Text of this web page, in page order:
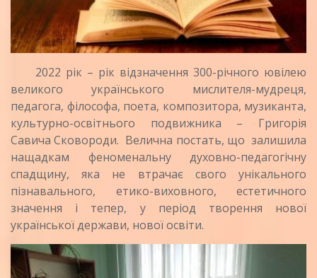
2022 рік – рік відзначення 300-річного ювілею
великого українського мислителя-мудреця,
педагога, філософа, поета, композитора, музиканта,
культурно-освітнього подвижника – Григорія
Савича Сковороди. Велична постать, що залишила
нащадкам феноменальну духовно-педагогічну
спадщину, яка не втрачає свого унікального
пізнавального, етико-виховного, естетичного
значення і тепер, у період творення нової
української держави, нової освіти.